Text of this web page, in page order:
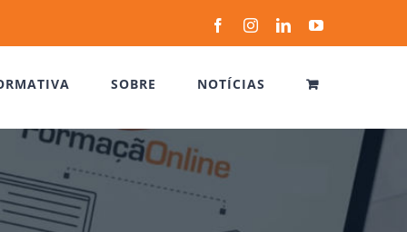
FacebookInstagramLinkedInYouTube
SOBRE NOTÍCIAS